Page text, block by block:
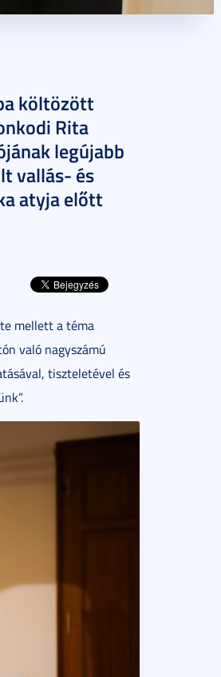
költözött
Rita
legújabb
vallás- és
atyja előtt
mellett a téma
való nagyszámú
tiszteletével és